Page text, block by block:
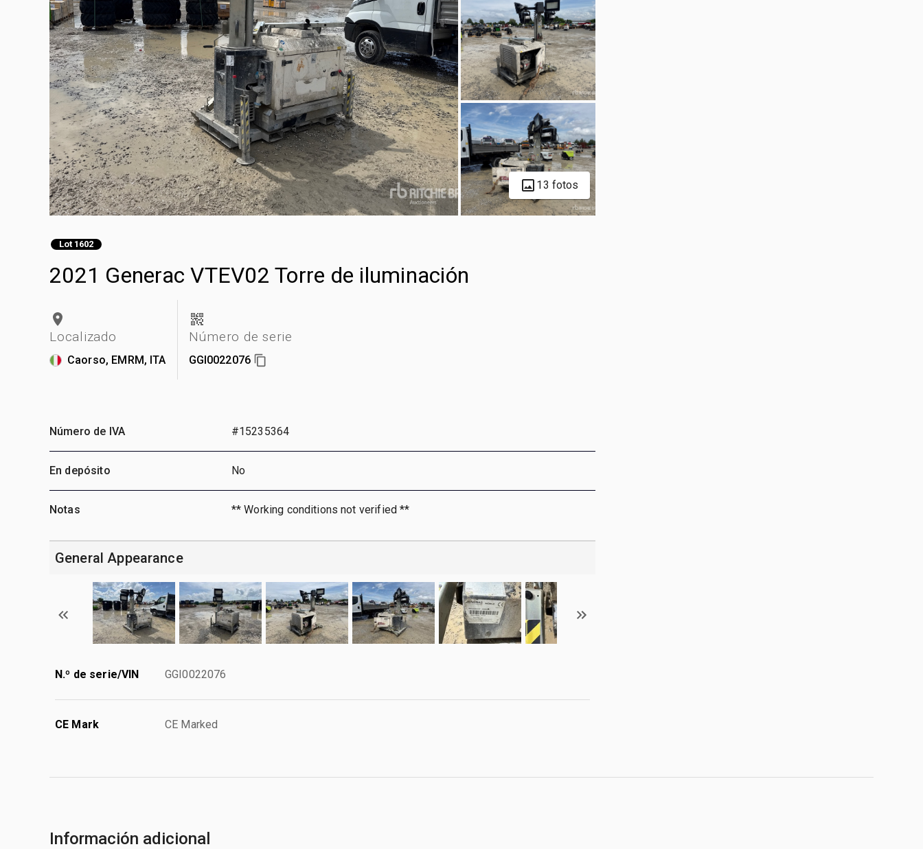
13 fotos
Lot 1602
2021 Generac VTEV02 Torre de iluminación
Localizado
Caorso, EMRM, ITA
Número de serie
GGI0022076
Número de IVA #15235364
En depósito No
Notas ** Working conditions not verified **
General Appearance
N.º de serie/VIN GGI0022076
CE Mark CE Marked
Información adicional